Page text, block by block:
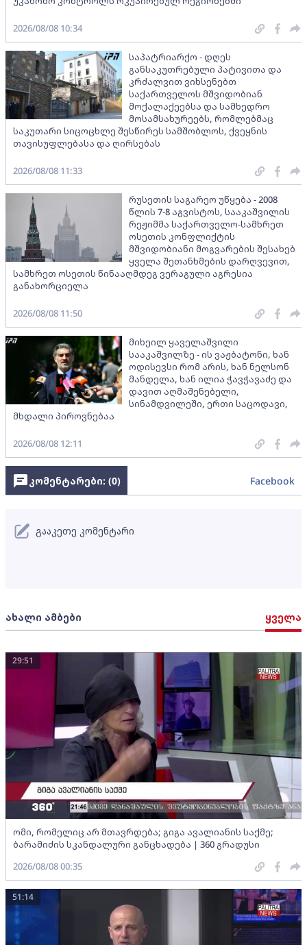
2026/08/08 10:34
საპატრიარქო - დღეს
განსაკუთრებული პატივითა და
კრძალვით ვიხსენებთ
საქართველოს მშვიდობიან
მოქალაქეებსა და სამხედრო
მოსამსახურეებს, რომლებმაც
საკუთარი სიცოცხლე შესწირეს სამშობლოს, ქვეყნის
თავისუფლებასა და ღირსებას
2026/08/08 11:33
რუსეთის საგარეო უწყება - 2008
წლის 7-8 აგვისტოს, სააკაშვილის
რეჟიმმა საქართველო-სამხრეთ
ოსეთის კონფლიქტის
მშვიდობიანი მოგვარების შესახებ
ყველა შეთანხმების დარღვევით,
სამხრეთ ოსეთის წინააღმდეგ ვერაგული აგრესია
განახორციელა
2026/08/08 11:50
მიხეილ ყაველაშვილი
სააკაშვილზე - ის ვაჟბატონი, ხან
ოდისევსი რომ არის, ხან ნელსონ
მანდელა, ხან ილია ჭავჭავაძე და
დავით აღმაშენებელი,
სინამდვილეში, ერთი საცოდავი,
მხდალი პიროვნებაა
2026/08/08 12:11
ახალი ამბები ყველა
ომი, რომელიც არ მთავრდება; გიგა ავალიანის საქმე;
ბარამიძის სკანდალური განცხადება | 360 გრადუსი
29:51
2026/08/08 00:35
51:14
კომენტარები: (0) Facebook
გააკეთე კომენტარი